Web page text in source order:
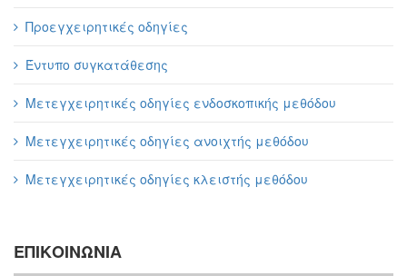
Προεγχειρητικές οδηγίες
Έντυπο συγκατάθεσης
Μετεγχειρητικές οδηγίες ενδοσκοπικής μεθόδου
Μετεγχειρητικές οδηγίες ανοιχτής μεθόδου
Μετεγχειρητικές οδηγίες κλειστής μεθόδου
ΕΠΙΚΟΙΝΩΝΙΑ